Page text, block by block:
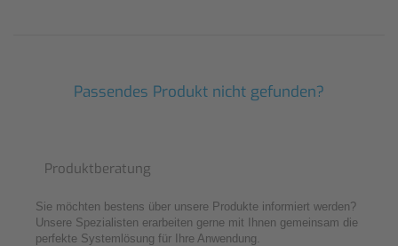
Passendes Produkt nicht gefunden?
Produktberatung
Sie möchten bestens über unsere Produkte informiert werden?
Unsere Spezialisten erarbeiten gerne mit Ihnen gemeinsam die
perfekte Systemlösung für Ihre Anwendung.